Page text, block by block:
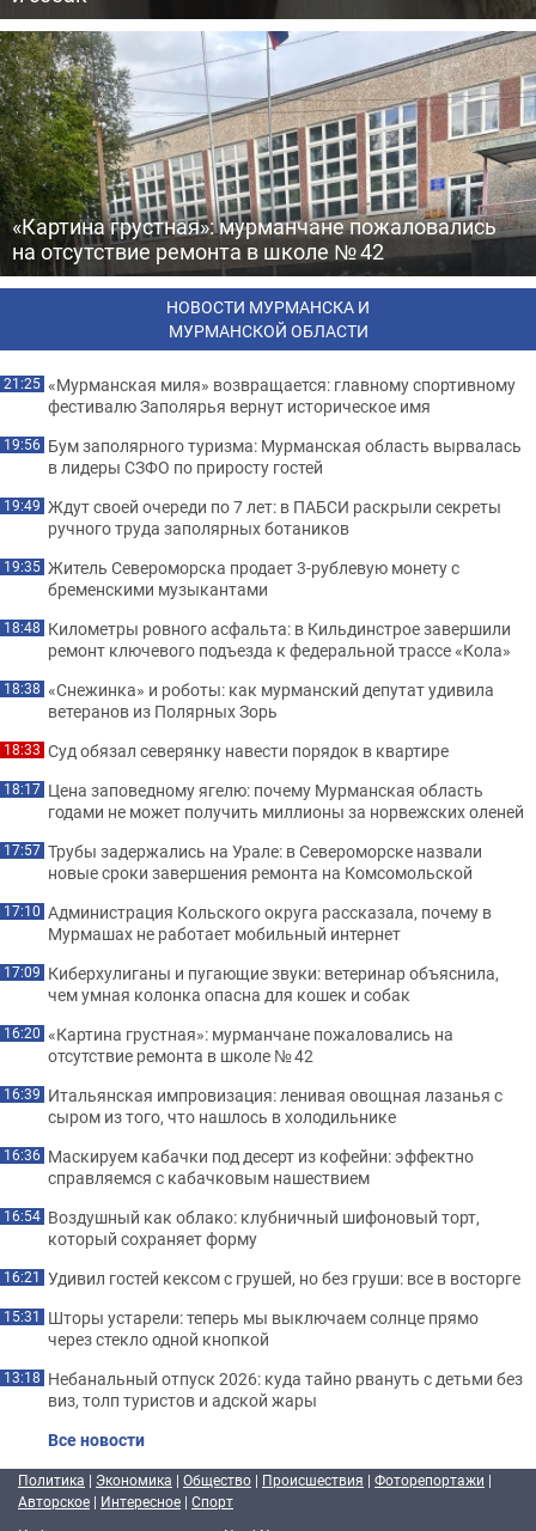
«Картина грустная»: мурманчане пожаловались
на отсутствие ремонта в школе № 42
НОВОСТИ МУРМАНСКА И
МУРМАНСКОЙ ОБЛАСТИ
21:25 «Мурманская миля» возвращается: главному спортивному
фестивалю Заполярья вернут историческое имя
19:56 Бум заполярного туризма: Мурманская область вырвалась
в лидеры СЗФО по приросту гостей
19:49 Ждут своей очереди по 7 лет: в ПАБСИ раскрыли секреты
ручного труда заполярных ботаников
19:35 Житель Североморска продает 3-рублевую монету с
бременскими музыкантами
18:48 Километры ровного асфальта: в Кильдинстрое завершили
ремонт ключевого подъезда к федеральной трассе «Кола»
18:38 «Снежинка» и роботы: как мурманский депутат удивила
ветеранов из Полярных Зорь
18:33 Суд обязал северянку навести порядок в квартире
18:17 Цена заповедному ягелю: почему Мурманская область
годами не может получить миллионы за норвежских оленей
17:57 Трубы задержались на Урале: в Североморске назвали
новые сроки завершения ремонта на Комсомольской
17:10 Администрация Кольского округа рассказала, почему в
Мурмашах не работает мобильный интернет
17:09 Киберхулиганы и пугающие звуки: ветеринар объяснила,
чем умная колонка опасна для кошек и собак
16:20 «Картина грустная»: мурманчане пожаловались на
отсутствие ремонта в школе № 42
16:39 Итальянская импровизация: ленивая овощная лазанья с
сыром из того, что нашлось в холодильнике
16:36 Маскируем кабачки под десерт из кофейни: эффектно
справляемся с кабачковым нашествием
16:54 Воздушный как облако: клубничный шифоновый торт,
который сохраняет форму
16:21 Удивил гостей кексом с грушей, но без груши: все в восторге
15:31 Шторы устарели: теперь мы выключаем солнце прямо
через стекло одной кнопкой
13:18 Небанальный отпуск 2026: куда тайно рвануть с детьми без
виз, толп туристов и адской жары
Все новости
Политика | Экономика | Общество | Происшествия | Фоторепортажи |
Авторское | Интересное | Спорт